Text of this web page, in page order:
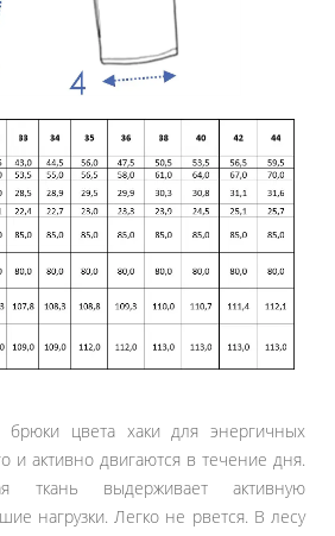
цвета хаки для энергичных
и активно двигаются в течение дня.
ткань выдерживает активную
нагрузки. Легко не рвется. В лесу